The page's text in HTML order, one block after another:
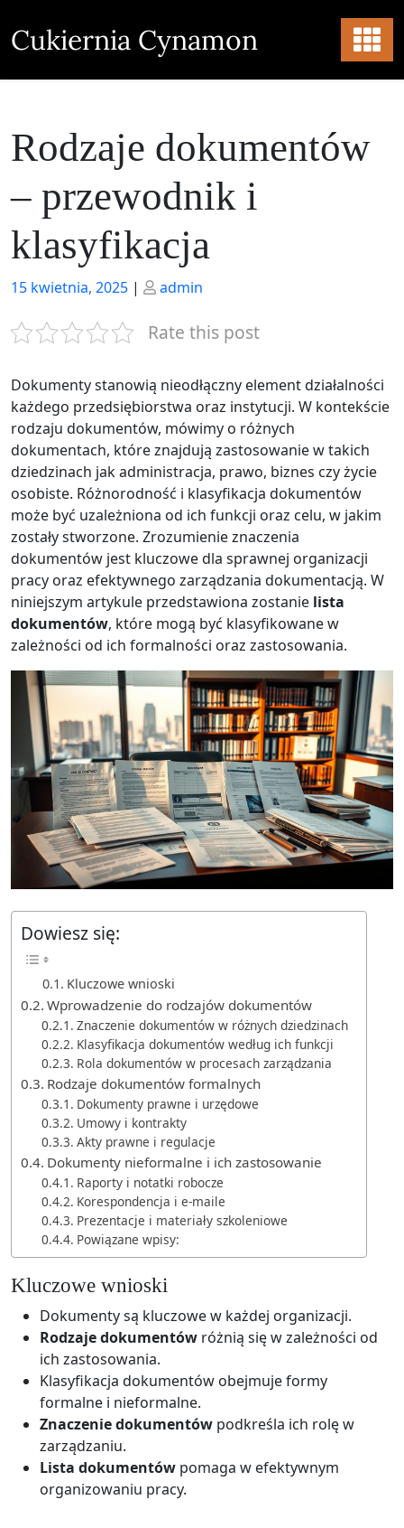
to
content
Cukiernia Cynamon
Rodzaje dokumentów
– przewodnik i
klasyfikacja
Posted
15 kwietnia, 2025 | Posted
admin
Rate this post
Dokumenty stanowią nieodłączny element działalności
każdego przedsiębiorstwa oraz instytucji. W kontekście
rodzaju dokumentów, mówimy o różnych
dokumentach, które znajdują zastosowanie w takich
dziedzinach jak administracja, prawo, biznes czy życie
osobiste. Różnorodność i klasyfikacja dokumentów
może być uzależniona od ich funkcji oraz celu, w jakim
zostały stworzone. Zrozumienie znaczenia
dokumentów jest kluczowe dla sprawnej organizacji
pracy oraz efektywnego zarządzania dokumentacją. W
niniejszym artykule przedstawiona zostanie lista
dokumentów, które mogą być klasyfikowane w
zależności od ich formalności oraz zastosowania.
Dowiesz się:
Kluczowe wnioski
Wprowadzenie do rodzajów dokumentów
Znaczenie dokumentów w różnych dziedzinach
Klasyfikacja dokumentów według ich funkcji
Rola dokumentów w procesach zarządzania
Rodzaje dokumentów formalnych
Dokumenty prawne i urzędowe
Umowy i kontrakty
Akty prawne i regulacje
Dokumenty nieformalne i ich zastosowanie
Raporty i notatki robocze
Korespondencja i e-maile
Prezentacje i materiały szkoleniowe
Powiązane wpisy:
Kluczowe wnioski
Dokumenty są kluczowe w każdej organizacji.
Rodzaje dokumentów różnią się w zależności od
ich zastosowania.
Klasyfikacja dokumentów obejmuje formy
formalne i nieformalne.
Znaczenie dokumentów podkreśla ich rolę w
zarządzaniu.
Lista dokumentów pomaga w efektywnym
organizowaniu pracy.